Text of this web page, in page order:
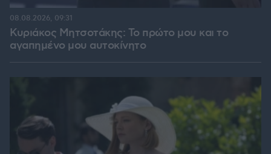
Κυριάκος Μητσοτάκης: Το πρώτο μου και το
αγαπημένο μου αυτοκίνητο
08.08.2026, 09:31